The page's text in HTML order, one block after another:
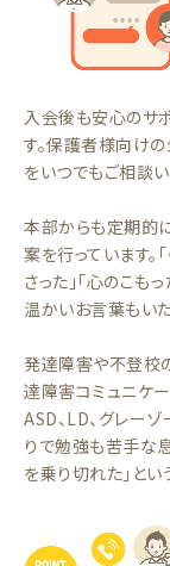
入会後も安心のサ
す。保護者様向け
をいつでもご相談い
本部からも定期的
案を行っています
さった」「心のこも
温かいお言葉もい
発達障害や不登校
達障害コミュニケー
ASD、LD、グレー
りで勉強も苦手な
を乗り切れた」と